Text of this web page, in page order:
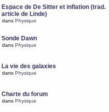
Espace de De Sitter et inflation (trad.
article de Linde)
dans Physique
Sonde Dawn
dans Physique
La vie des galaxies
dans Physique
Charte du forum
dans Physique